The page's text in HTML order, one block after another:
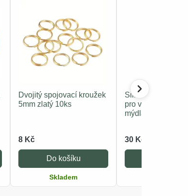
Dvojitý spojovací kroužek
5mm zlatý 10ks
8 Kč
Do košíku
Skladem
Silikonová forma
pro výrobu svíček
mýdla
30 Kč